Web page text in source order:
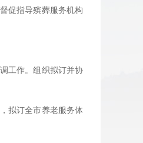
促指导殡葬服务机构
工作。组织拟订并协
拟订全市养老服务体